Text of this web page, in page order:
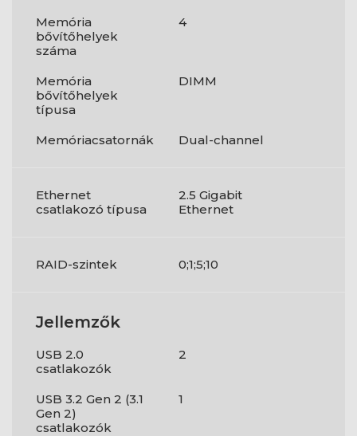
Memória
bővítőhelyek
száma
4
Memória
bővítőhelyek
típusa
DIMM
Memóriacsatornák Dual-channel
Ethernet
csatlakozó típusa
2.5 Gigabit
Ethernet
RAID-szintek 0;1;5;10
Jellemzők
USB 2.0
csatlakozók
2
USB 3.2 Gen 2 (3.1
Gen 2)
csatlakozók
1